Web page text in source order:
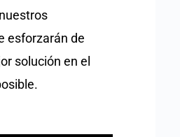
esforzarán de
solución en el